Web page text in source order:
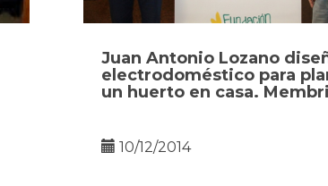
Juan Antonio Lozano
electrodoméstico para
un huerto en casa.
10/12/2014